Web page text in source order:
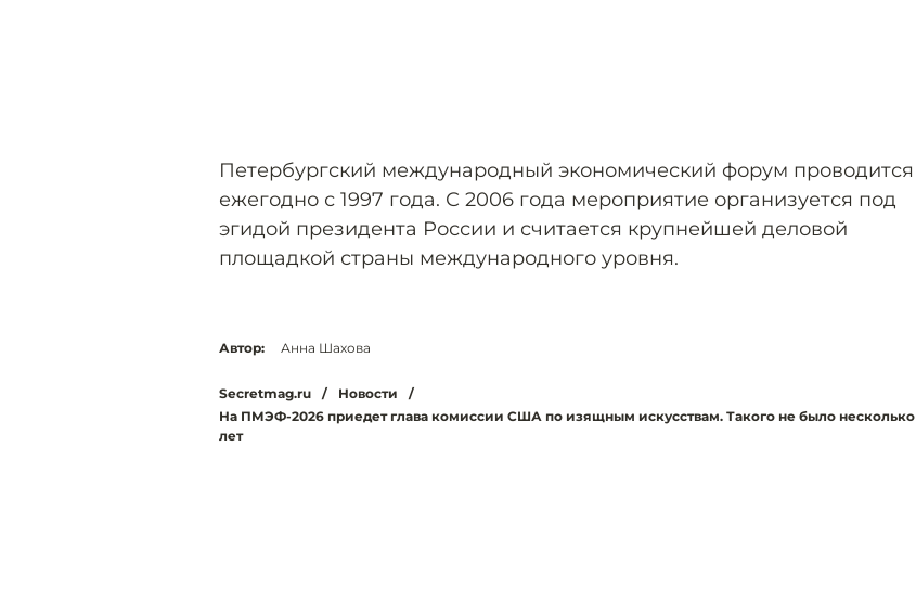
Петербургский международный экономический форум проводится
ежегодно с 1997 года. С 2006 года мероприятие организуется под
эгидой президента России и считается крупнейшей деловой
площадкой страны международного уровня.
Автор: Анна Шахова
Secretmag.ru / Новости
/
На ПМЭФ-2026 приедет глава комиссии США по изящным искусствам. Такого не было несколько
лет